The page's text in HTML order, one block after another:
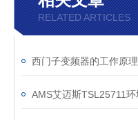
RELATED ARTICLES
西门子变频器的工作原理